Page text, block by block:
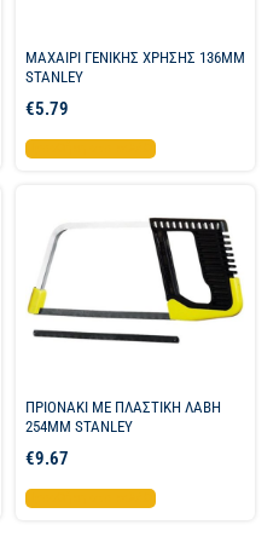
ΜΑΧΑΙΡΙ ΓΕΝΙΚΗΣ ΧΡΗΣΗΣ 136ΜΜ
STANLEY
€5.79
Προσθήκη στο καλάθι
ΠΡΙΟΝΑΚΙ ΜΕ ΠΛΑΣΤΙΚΗ ΛΑΒΗ
254ΜΜ STANLEY
€9.67
Προσθήκη στο καλάθι